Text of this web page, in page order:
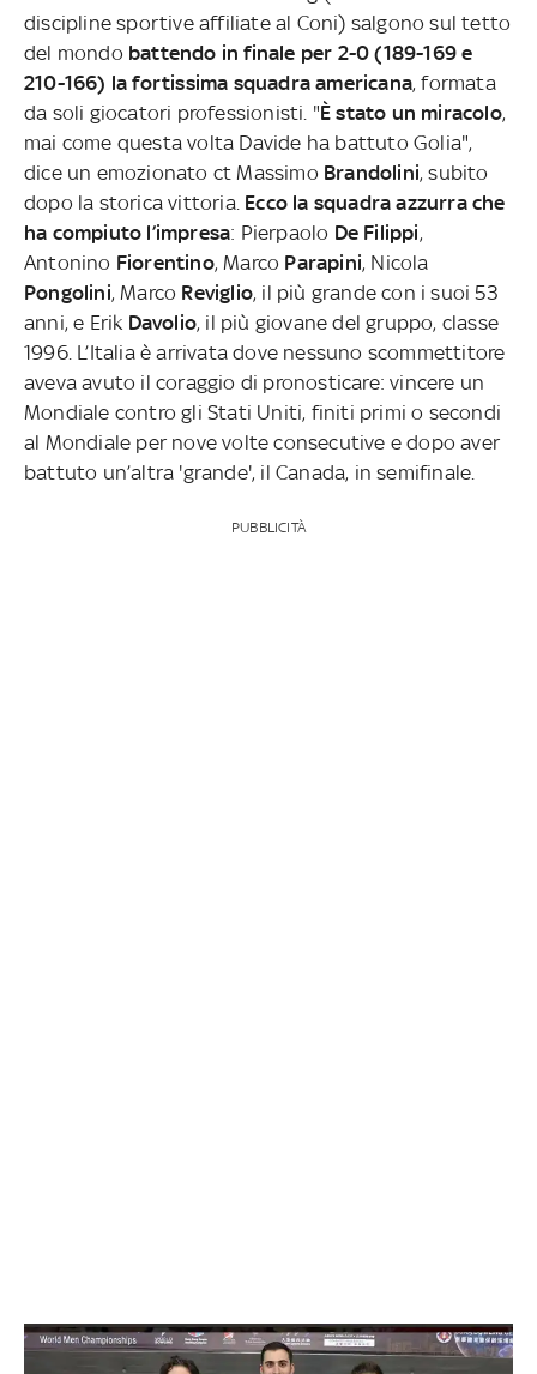
discipline sportive affiliate al Coni) salgono sul tetto
del mondo battendo in finale per 2-0 (189-169 e
210-166) la fortissima squadra americana, formata
da soli giocatori professionisti. "È stato un miracolo,
mai come questa volta Davide ha battuto Golia",
dice un emozionato ct Massimo Brandolini, subito
dopo la storica vittoria. Ecco la squadra azzurra che
ha compiuto l’impresa: Pierpaolo De Filippi,
Antonino Fiorentino, Marco Parapini, Nicola
Pongolini, Marco Reviglio, il più grande con i suoi 53
anni, e Erik Davolio, il più giovane del gruppo, classe
1996. L’Italia è arrivata dove nessuno scommettitore
aveva avuto il coraggio di pronosticare: vincere un
Mondiale contro gli Stati Uniti, finiti primi o secondi
al Mondiale per nove volte consecutive e dopo aver
battuto un’altra 'grande', il Canada, in semifinale.
PUBBLICITÀ